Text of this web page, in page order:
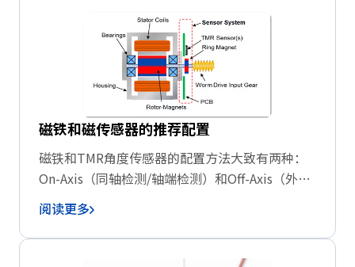
magnetoresistance effect)元件、TMR(穿隧磁阻
效应：Tunnel magnetoresistance effect)元件，
技术逐渐进步，推进了HDD的记录密度飞跃性的
磁铁和磁传感器的推荐配置
磁铁和TMR角度传感器的配置方法大致有两种：
On-Axis（同轴检测/轴端检测）和Off-Axis（外周
检测/侧轴端检测）。在两种配置中都能实现良好
的角度精度。多数情况下，建议先考虑On-Axis配
置，若受到某些限制，再另行考虑Off-Axis配置。
阅读更多